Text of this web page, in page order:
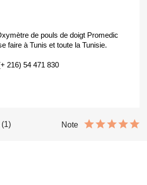
de pouls de doigt Promedic
faire à Tunis et toute la Tunisie.
216) 54 471 830
Note